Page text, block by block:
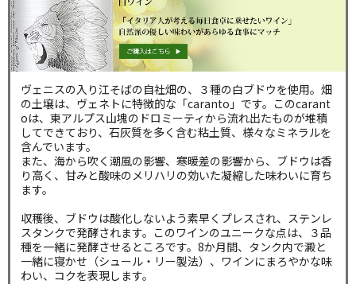
ヴェニスの入り江そばの自社畑の、３種の白ブドウを使用。畑
の土壌は、ヴェネトに特徴的な「caranto」です。このcarant
oは、東アルプス山塊のドロミーティから流れ出たものが堆積
してできており、石灰質を多く含む粘土質、様々なミネラルを
含んでいます。
また、海から吹く潮風の影響、寒暖差の影響から、ブドウは香
り高く、甘みと酸味のメリハリの効いた凝縮した味わいに育ち
ます。
収穫後、ブドウは酸化しないよう素早くプレスされ、ステンレ
スタンクで発酵されます。このワインのユニークな点は、３品
種を一緒に発酵させるところです。8か月間、タンク内で澱と
一緒に寝かせ（シュール・リー製法）、ワインにまろやかな味
わい、コクを表現します。